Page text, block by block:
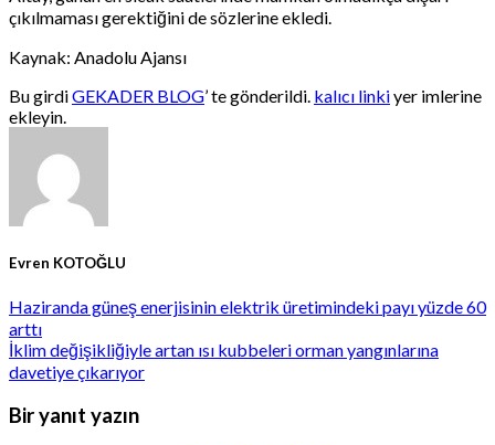
çıkılmaması gerektiğini de sözlerine ekledi.
Kaynak: Anadolu Ajansı
Bu girdiGEKADER BLOG’ te gönderildi. kalıcı linkiyer imlerine
ekleyin.
Evren KOTOĞLU
Haziranda güneş enerjisinin elektrik üretimindeki payı yüzde 60
arttı
İklim değişikliğiyle artan ısı kubbeleri orman yangınlarına
davetiye çıkarıyor
Bir yanıt yazın